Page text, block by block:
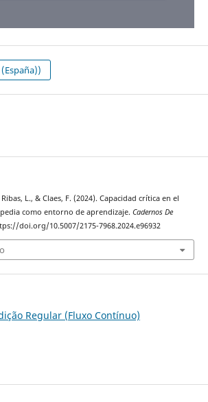
L., & Claes, F. (2024). Capacidad crítica en el
como entorno de aprendizaje. Cadernos De
doi.org/10.5007/2175-7968.2024.e96932
Regular (Fluxo Contínuo)